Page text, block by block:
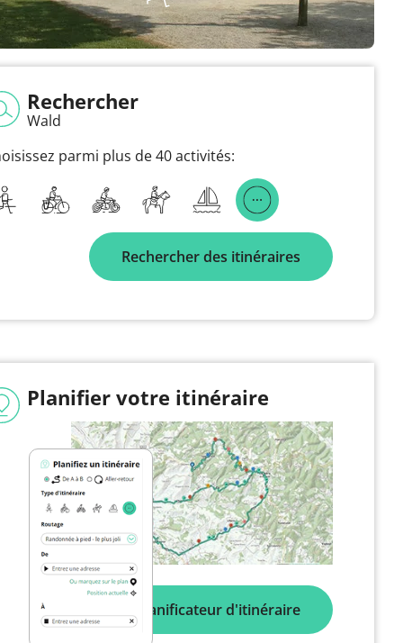
Rechercher
Wald
parmi plus de 40 activités:
Rechercher des itinéraires
Planifier votre itinéraire
Planificateur d'itinéraire